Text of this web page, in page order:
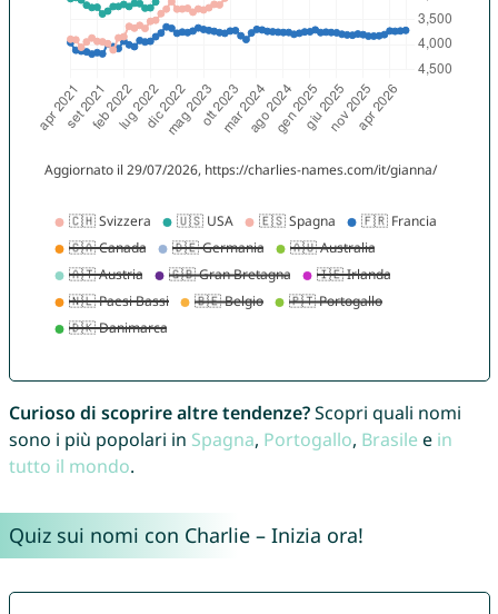
Curioso di scoprire altre tendenze?Scopri quali nomi
sono i più popolari in Spagna, Portogallo, Brasile e in
tutto il mondo.
Quiz sui nomi con Charlie – Inizia ora!